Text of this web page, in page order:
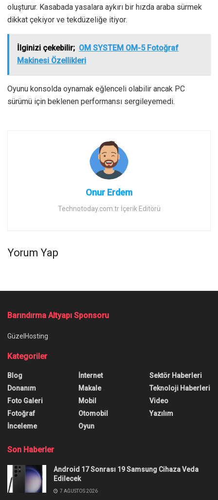
oluşturur. Kasabada yasalara aykırı bir hızda araba sürmek
dikkat çekiyor ve tekdüzeliğe itiyor.
İlginizi çekebilir; OM SYSTEM OM-5 Fotoğraf
Makinesi Özellikleri
Oyunu konsolda oynamak eğlenceli olabilir ancak PC
sürümü için beklenen performansı sergileyemedi.
Onur Erdem
Technotoday.com.tr İçerik Editörü
Yorum Yap
Barındırma Altyapı Sponsoru
GüzelHosting
Kategoriler
Blog
Donanım
Foto Galeri
Fotoğraf
İnceleme
İnternet
Makale
Mobil
Otomobil
Oyun
Sektör Haberleri
Teknoloji Haberleri
Video
Yazılım
Son Haberler
Android 17 Sonrası 19 Samsung Cihaza Veda
Edilecek
7 AĞUSTOS 2026